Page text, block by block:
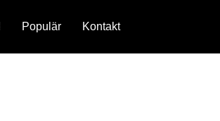
Populär Kontakt